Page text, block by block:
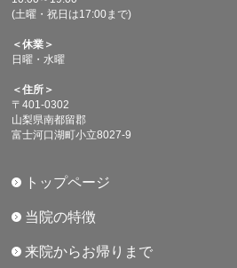
(土曜・祝日は17:00まで)
＜休業＞
日曜・水曜
＜住所＞
〒401-0302
山梨県南都留郡
富士河口湖町小立8027-9
トップページ
当院の特徴
来院からお帰りまで